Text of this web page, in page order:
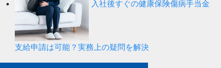
入社後すぐの健康保険傷病手当金
支給申請は可能？実務上の疑問を解決